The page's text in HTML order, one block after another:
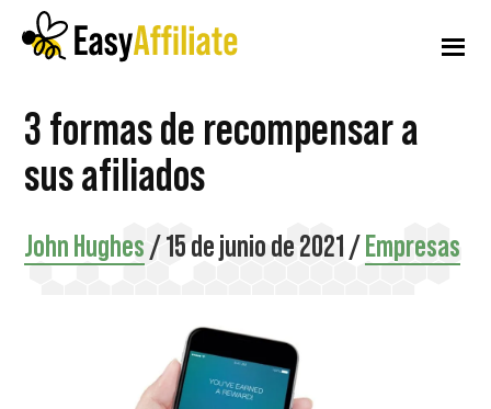
contenido
Saltar
lateral
principal
Saltar
página
Menú
adicional
Afiliación
fácil
Inicie
un
programa
de
afiliados
3 formas de recompensar a
sus afiliados
John Hughes/15 de junio de 2021 / Empresas